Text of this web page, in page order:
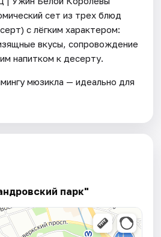
сет из трех блюд
с лёгким характером:
вкусы, сопровождение
напитком к десерту.
мюзикла — идеально для
парк"